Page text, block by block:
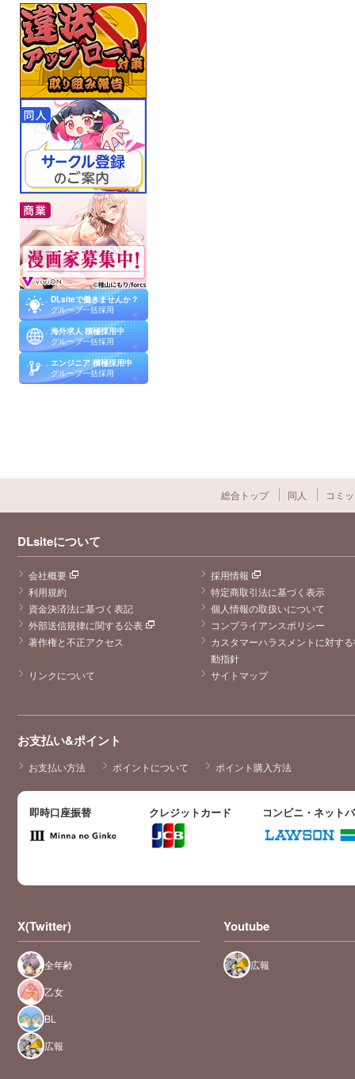
イントでメロメ
ロです レンくん
×アオイくんの
年下コンビここ
ほんとに可愛く
て…基本的にレ
ンくんを舐めて
るアオイくん年
下特有のワガマ
マ感が可愛んで
すけど、track5
は今まで以上に
末っ子全開でワ
ガママ言うの 可
愛いね…なんか
懐かなかった猫
が自分の近くで
伸び伸び寝てく
れるようになっ
たかのような喜
びを感じ…レン
くんも振り回さ
れる側にいると
お兄さん感があ
りとても良かっ
た…
DLsiteで働きませんか？
グループ一括採用
海外求人 積極採用中
グループ一括採用
エンジニア 積極採用中
グループ一括採用
総合トップ 同人 コミ
DLsiteについて
会社概要
採用情報
利用規約
特定商取引法に基づく表示
資金決済法に基づく表記
個人情報の取扱いについて
外部送信規律に関する公表
コンプライアンスポリシー
著作権と不正アクセス
カスタマーハラスメントに対す
動指針
リンクについて
サイトマップ
お支払い&ポイント
お支払い方法 ポイントについて ポイント購入方法
即時口座振替 クレジットカード コンビニ・ネット
X(Twitter)
全年齢
乙女
BL
広報
Youtube
広報